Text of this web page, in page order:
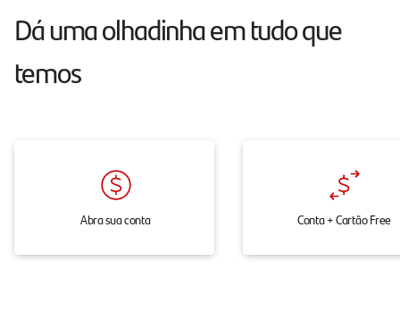
chat,
onde
você
Dá uma olhadinha em tudo que
temos
Abra sua conta Conta + Cartão Free